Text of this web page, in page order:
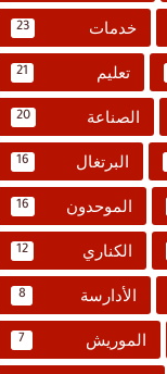
خدمات 23
تعليم 21
الصناعة 20
البرتغال 16
الموحدون 16
الكناري 12
الأدارسة 8
الموريش 7